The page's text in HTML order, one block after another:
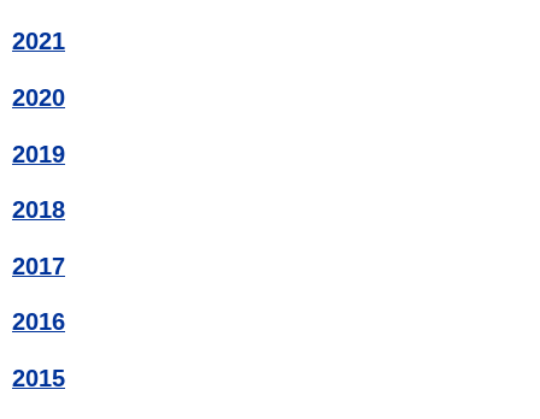
2021
2020
2019
2018
2017
2016
2015